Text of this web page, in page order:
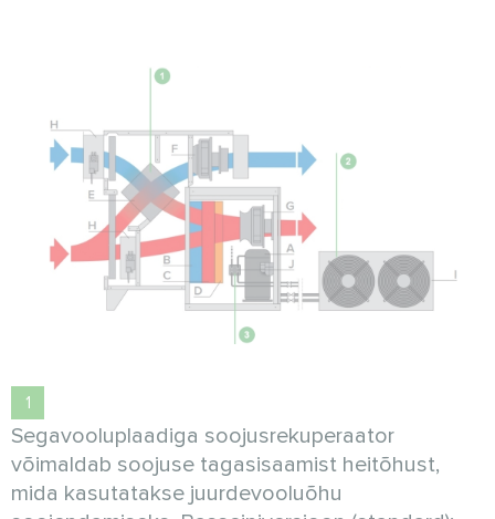
Segavooluplaadiga soojusrekuperaator
võimaldab soojuse tagasisaamist heitõhust,
mida kasutatakse juurdevooluõhu